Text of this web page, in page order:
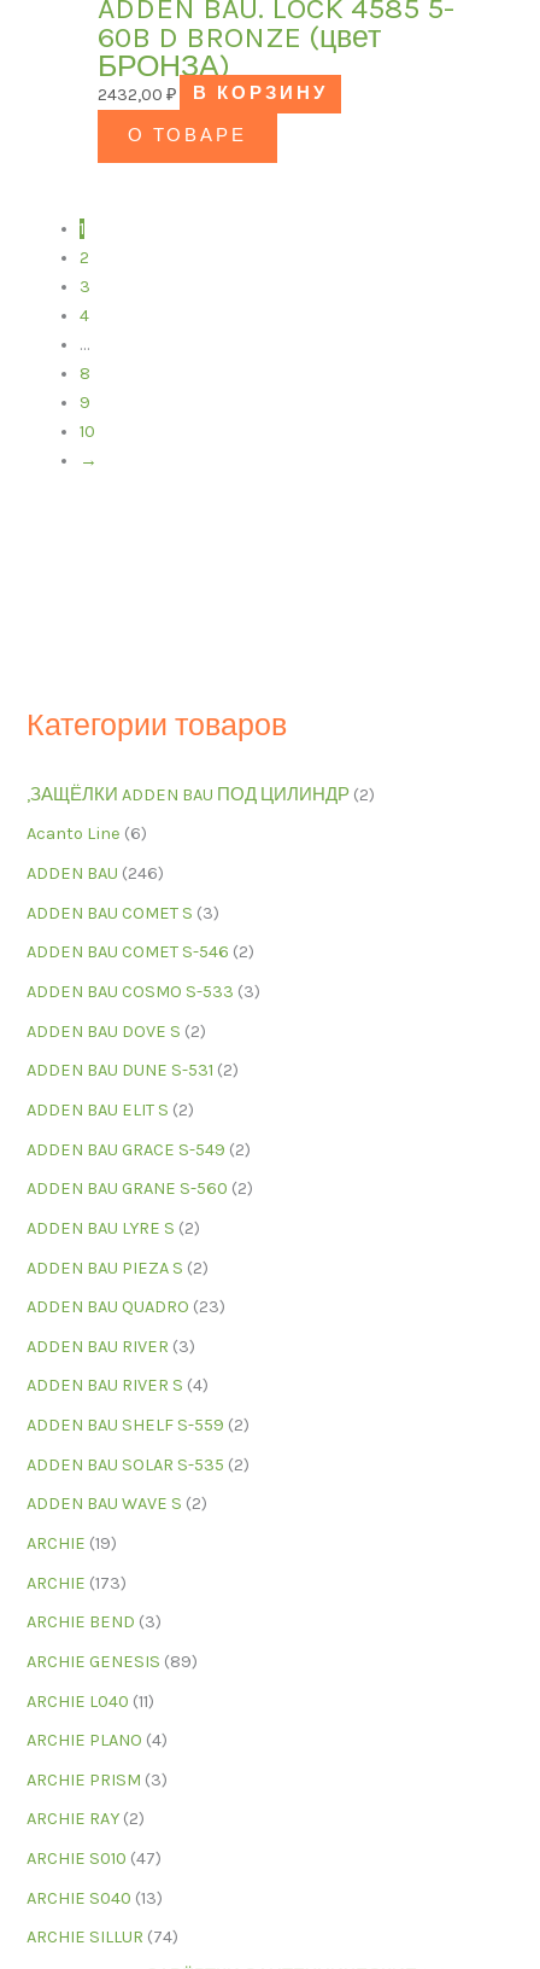
Категории товаров
,ЗАЩЁЛКИ ADDEN BAU ПОД ЦИЛИНДР (2)
Acanto Line (6)
ADDEN BAU (246)
ADDEN BAU COMET S (3)
ADDEN BAU COMET S-546 (2)
ADDEN BAU COSMO S-533 (3)
ADDEN BAU DOVE S (2)
ADDEN BAU DUNE S-531 (2)
ADDEN BAU ELIT S (2)
ADDEN BAU GRACE S-549 (2)
ADDEN BAU GRANE S-560 (2)
ADDEN BAU LYRE S (2)
ADDEN BAU PIEZA S (2)
ADDEN BAU QUADRO (23)
ADDEN BAU RIVER (3)
ADDEN BAU RIVER S (4)
ADDEN BAU SHELF S-559 (2)
ADDEN BAU SOLAR S-535 (2)
ADDEN BAU WAVE S (2)
ARCHIE (19)
ARCHIE (173)
ARCHIE BEND (3)
ARCHIE GENESIS (89)
ARCHIE L040 (11)
ARCHIE PLANO (4)
ARCHIE PRISM (3)
ARCHIE RAY (2)
ARCHIE S010 (47)
ARCHIE S040 (13)
ARCHIE SILLUR (74)
ADDEN BAU. LOCK 4585 5-
60B D BRONZE (цвет
БРОНЗА)
2432,00 ₽
В КОРЗИНУ
О ТОВАРЕ
1
2
3
4
…
8
9
10
→